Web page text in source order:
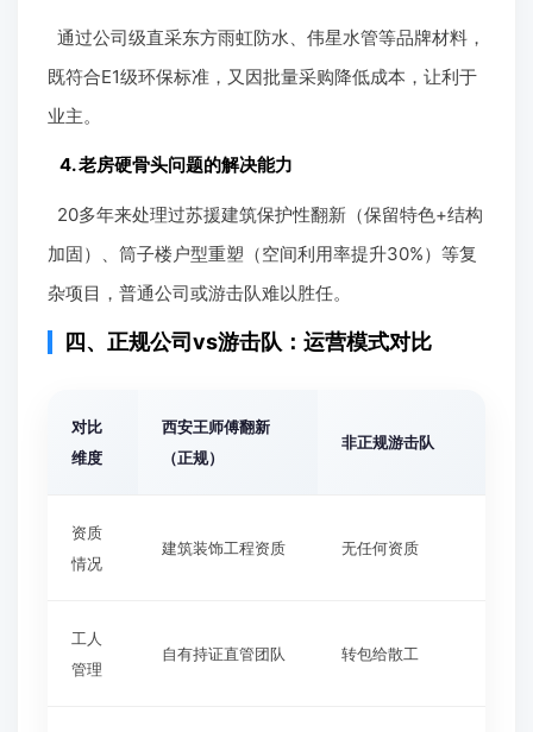
通过公司级直采东方雨虹防水、伟星水管等品牌材料，
既符合E1级环保标准，又因批量采购降低成本，让利于
业主。
4. 老房硬骨头问题的解决能力
20多年来处理过苏援建筑保护性翻新（保留特色+结构
加固）、筒子楼户型重塑（空间利用率提升30%）等复
杂项目，普通公司或游击队难以胜任。
四、正规公司vs游击队：运营模式对比
对比
维度
西安王师傅翻新
（正规）
非正规游击队
资质
情况
建筑装饰工程资质 无任何资质
工人
管理
自有持证直管团队 转包给散工